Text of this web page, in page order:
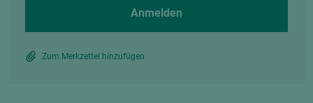
Anmelden
Zum Merkzettel hinzufügen